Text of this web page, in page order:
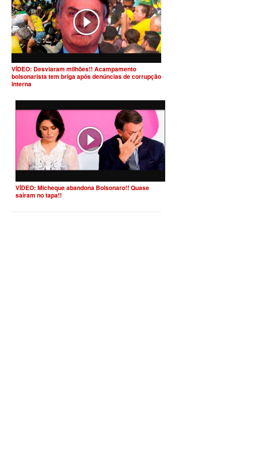
VÍDEO: Desviaram milhões!! Acampamento
bolsonarista tem briga após denúncias de corrupção
interna
VÍDEO: Micheque abandona Bolsonaro!! Quase
saíram no tapa!!